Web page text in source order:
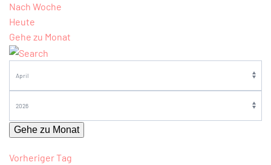
Nach Woche
Heute
Gehe zu Monat
Gehe zu Monat
Vorheriger Tag